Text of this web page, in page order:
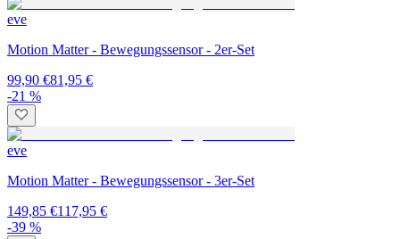
eve
Motion Matter - Bewegungssensor - 2er-Set
99,90 €81,95 €
-21 %
eve
Motion Matter - Bewegungssensor - 3er-Set
149,85 €117,95 €
-39 %